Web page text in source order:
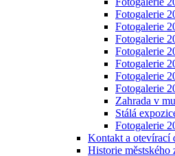
Fotogalerie
Fotogalerie
Fotogalerie
Fotogalerie
Fotogalerie
Fotogalerie
Fotogalerie
Zahrada v
Stálá
Fotogalerie
Kontakt a otevírací
Historie městského